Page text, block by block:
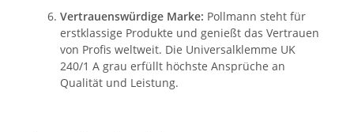
Vertrauenswürdige Marke: Pollmann steht für
erstklassige Produkte und genießt das Vertrauen
von Profis weltweit. Die Universalklemme UK
240/1 A grau erfüllt höchste Ansprüche an
Qualität und Leistung.